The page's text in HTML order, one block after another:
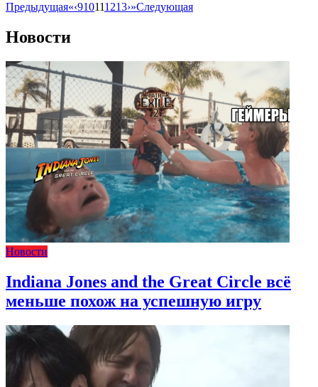
Предыдущая«‹910111213›»Следующая
Новости
Новости
Indiana Jones and the Great Circle всё
меньше похож на успешную игру